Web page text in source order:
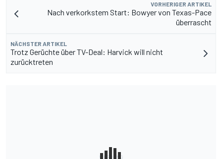
VORHERIGER ARTIKEL
Nach verkorkstem Start: Bowyer von Texas-Pace
überrascht
NÄCHSTER ARTIKEL
Trotz Gerüchte über TV-Deal: Harvick will nicht
zurücktreten